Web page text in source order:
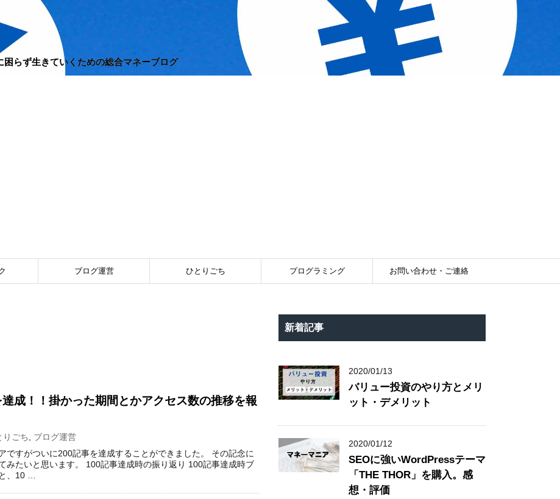
らず生きていくための総合マネーブログ
ブログ運営 ひとりごち プログラミング お問い合わせ・ご連絡
成！！掛かった期間とかアクセス数の推移を報
りごち
ブログ運営
ですがついに200記事を達成することができました。 その記念に
みたいと思います。 100記事達成時の振り返り 100記事達成時ブ
、10 …
新着記事
2020/01/13
バリュー投資のやり方とメリ
ット・デメリット
2020/01/12
SEOに強いWordPressテーマ
「THE THOR」を購入。感
想・評価